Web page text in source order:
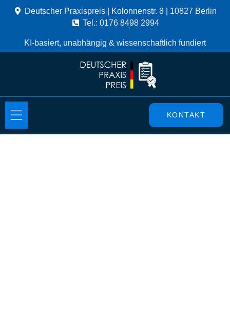
Deutscher Praxispreis | Kolonnenstr. 8 | 10827 Berlin
Tel.: 0176 8498 2994
KI-basiert, unabhängig & wissenschaftlich fundiert
KONTAKT